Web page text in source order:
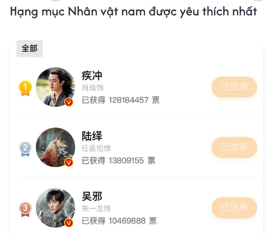
Hạng mục Nhân vật nam được yêu thích nhất